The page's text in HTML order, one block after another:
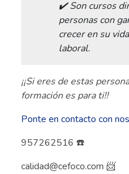
✔️ Son cursos
personas con
crecer en su
laboral.
¡¡Si eres de estas
formación es para ti!!
Ponte en contacto con
957262516 ☎️
calidad@cefoco.com 📨